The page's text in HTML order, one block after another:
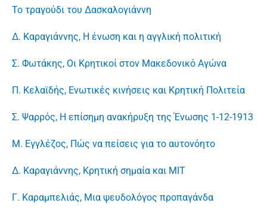
Το τραγούδι του Δασκαλογιάννη
Δ. Καραγιάννης, Η ένωση και η αγγλική πολιτική
Σ. Φωτάκης, Οι Κρητικοί στον Μακεδονικό Αγώνα
Π. Κελαϊδής, Ενωτικές κινήσεις και Κρητική Πολιτεία
Σ. Ψαρρός, Η επίσημη ανακήρυξη της Ένωσης 1-12-1913
Μ. Εγγλέζος, Πώς να πείσεις για το αυτονόητο
Δ. Καραγιάννης, Κρητική σημαία και ΜΙΤ
Γ. Καραμπελιάς, Μια ψευδολόγος προπαγάνδα